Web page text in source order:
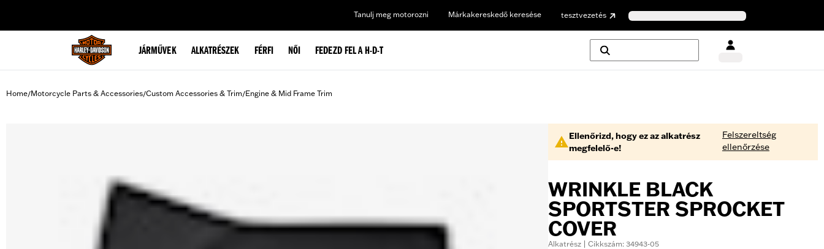
Tanulj meg motorozni Márkakereskedő keresése tesztvezetés
JÁRMŰVEK ALKATRÉSZEK FÉRFI NŐI FEDEZD FEL A H-D-T
Home/Motorcycle Parts & Accessories/Custom Accessories & Trim/Engine & Mid Frame Trim
Ellenőrizd, hogy ez az alkatrész
megfelelő-e!
Felszereltség
ellenőrzése
WRINKLE BLACK
SPORTSTER SPROCKET
COVER
Alkatrész | Cikkszám: 34943-05